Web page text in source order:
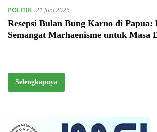
POLITIK 21 Juni 2026
Resepsi Bulan Bung Karno di Papua:
Semangat Marhaenisme untuk Masa
Selengkapnya